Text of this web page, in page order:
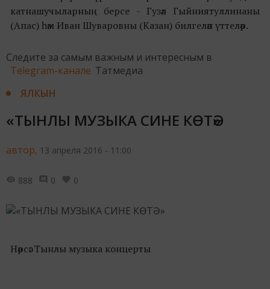
катнашучыларның берсе - Гузәл Гыйниятуллинаны
(Апас) һәм Иван Шуваровны (Казан) билгеләп үттеләр.
Следите за самым важным и интересным в
Telegram-канале Татмедиа
ЯЛКЫН
«ТЫНЛЫ МУЗЫКА СИНЕ КӨТӘ»
автор, 13 апреля 2016 - 11:00
888 0 0
Нәрсә: Тынлы музыка концерты